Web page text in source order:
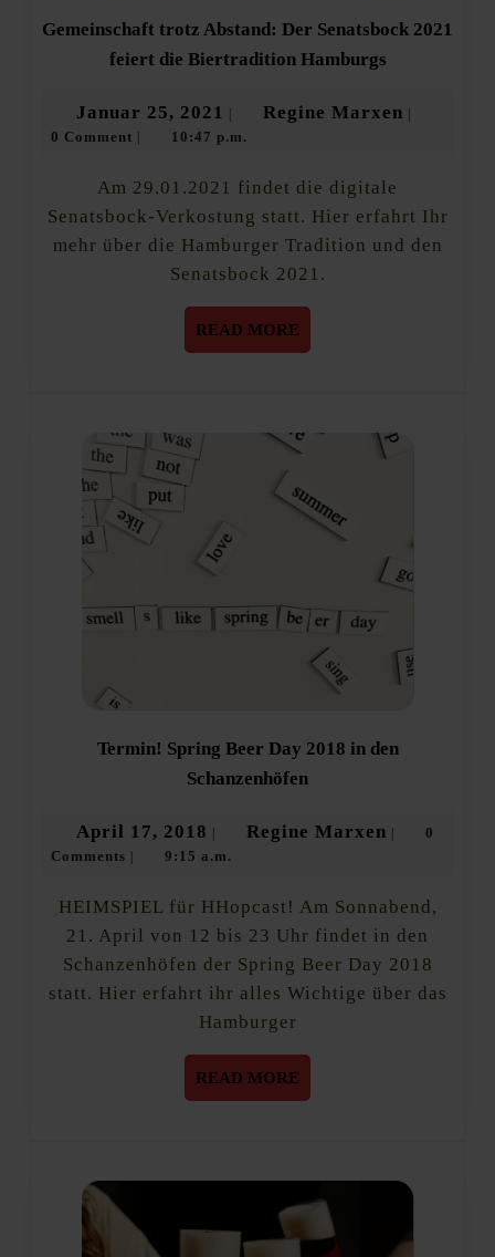
Gemeinschaft trotz Abstand: Der Senatsbock 2021
feiert die Biertradition Hamburgs
Der
feiert
die
Biertradition
Hamburgs
Januar 25, 2021 Januar
25,
Regine Marxen Regine
0 Comment 10:47 p.m.
Am 29.01.2021 findet die digitale
Senatsbock-Verkostung statt. Hier erfahrt Ihr
mehr über die Hamburger Tradition und den
Senatsbock 2021.
READ MORE
MORE
Termin! Spring Beer Day 2018 in den
Schanzenhöfen
Day
den
Schanzenhöfen
April 17, 2018 April
17,
Regine Marxen Regine
0
Comments
9:15 a.m.
HEIMSPIEL für HHopcast! Am Sonnabend,
21. April von 12 bis 23 Uhr findet in den
Schanzenhöfen der Spring Beer Day 2018
statt. Hier erfahrt ihr alles Wichtige über das
Hamburger
READ MORE
MORE